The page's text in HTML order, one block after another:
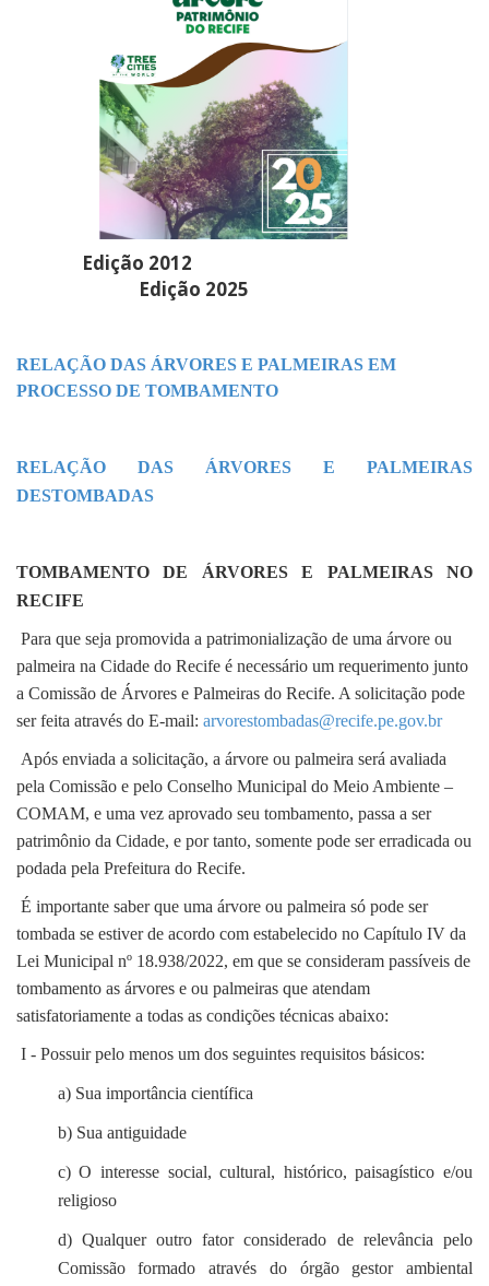
Edição 2012
Edição 2025
RELAÇÃO DAS ÁRVORES E PALMEIRAS EM
PROCESSO DE TOMBAMENTO
RELAÇÃO DAS ÁRVORES E PALMEIRAS
DESTOMBADAS
TOMBAMENTO DE ÁRVORES E PALMEIRAS NO
RECIFE
Para que seja promovida a patrimonialização de uma árvore ou
palmeira na Cidade do Recife é necessário um requerimento junto
a Comissão de Árvores e Palmeiras do Recife. A solicitação pode
ser feita através do E-mail: arvorestombadas@recife.pe.gov.br
Após enviada a solicitação, a árvore ou palmeira será avaliada
pela Comissão e pelo Conselho Municipal do Meio Ambiente –
COMAM, e uma vez aprovado seu tombamento, passa a ser
patrimônio da Cidade, e por tanto, somente pode ser erradicada ou
podada pela Prefeitura do Recife.
É importante saber que uma árvore ou palmeira só pode ser
tombada se estiver de acordo com estabelecido no Capítulo IV da
Lei Municipal nº 18.938/2022, em que se consideram passíveis de
tombamento as árvores e ou palmeiras que atendam
satisfatoriamente a todas as condições técnicas abaixo:
I - Possuir pelo menos um dos seguintes requisitos básicos:
a) Sua importância científica
b) Sua antiguidade
c) O interesse social, cultural, histórico, paisagístico e/ou
religioso
d) Qualquer outro fator considerado de relevância pelo
Comissão formado através do órgão gestor ambiental